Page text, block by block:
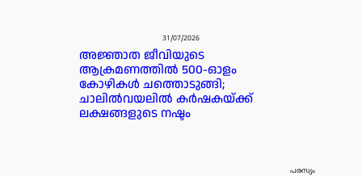
31/07/2026
അജ്ഞാത ജീവിയുടെ
ആക്രമണത്തിൽ 500-ഓളം
കോഴികൾ ചത്തൊടുങ്ങി;
ചാലിൽവയലിൽ കർഷകയ്ക്ക്
ലക്ഷങ്ങളുടെ നഷ്ടം
പരസ്യം